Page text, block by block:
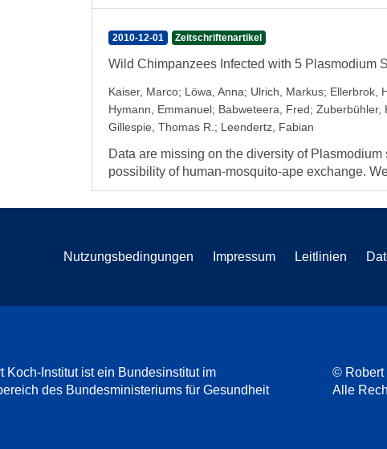
2010-12-01 Zeitschriftenartikel
Wild Chimpanzees Infected with 5 Plasmodium
Kaiser, Marco; Löwa, Anna; Ulrich, Markus; Ellerbrok,
Hymann, Emmanuel; Babweteera, Fred; Zuberbühler,
Gillespie, Thomas R. ; Leendertz, Fabian
Data are missing on the diversity of
possibility of human-mosquito-ape exchange.
Nutzungsbedingungen Impressum Leitlinien
Koch-Institut ist ein Bundesinstitut im
des Bundesministeriums für Gesundheit
© Robert
Alle